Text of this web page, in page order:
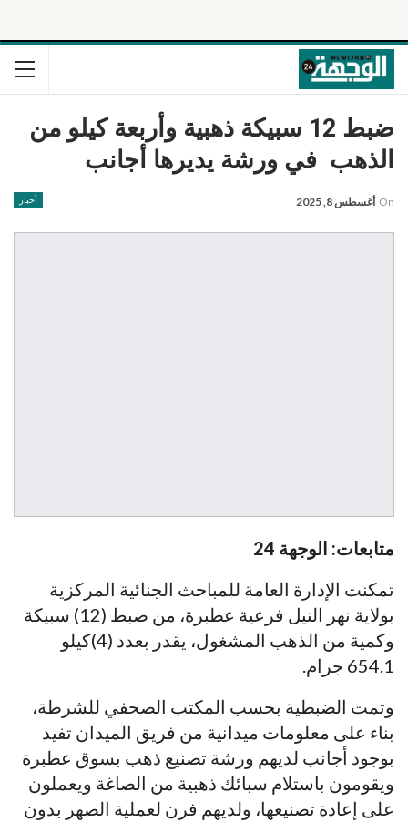
ضبط 12 سبيكة ذهبية وأربعة كيلو من
الذهب في ورشة يديرها أجانب
أخبار On أغسطس 8, 2025
متابعات: الوجهة 24
تمكنت الإدارة العامة للمباحث الجنائية المركزية
بولاية نهر النيل فرعية عطبرة، من ضبط (12) سبيكة
وكمية من الذهب المشغول، يقدر بعدد (4)كيلو
654.1 جرام.
وتمت الضبطية بحسب المكتب الصحفي للشرطة،
بناء على معلومات ميدانية من فريق الميدان تفيد
بوجود أجانب لديهم ورشة تصنيع ذهب بسوق عطبرة
ويقومون باستلام سبائك ذهبية من الصاغة ويعملون
على إعادة تصنيعها، ولديهم فرن لعملية الصهر بدون